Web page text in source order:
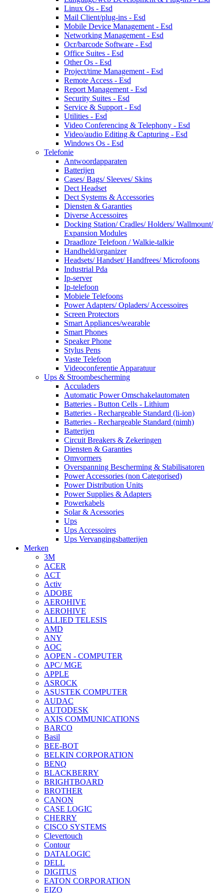
Linux Os - Esd
Mail Client/plug-ins - Esd
Mobile Device Management - Esd
Networking Management - Esd
Ocr/barcode Software - Esd
Office Suites - Esd
Other Os - Esd
Project/time Management - Esd
Remote Access - Esd
Report Management - Esd
Security Suites - Esd
Service & Support - Esd
Utilities - Esd
Video Conferencing & Telephony - Esd
Video/audio Editing & Capturing - Esd
Windows Os - Esd
Telefonie
Antwoordapparaten
Batterijen
Cases/ Bags/ Sleeves/ Skins
Dect Headset
Dect Systems & Accessories
Diensten & Garanties
Diverse Accessoires
Docking Station/ Cradles/ Holders/ Wallmount/
Expansion Modules
Draadloze Telefoon / Walkie-talkie
Handheld/organizer
Headsets/ Handset/ Handfrees/ Microfoons
Industrial Pda
Ip-server
Ip-telefoon
Mobiele Telefoons
Power Adapters/ Opladers/ Accessoires
Screen Protectors
Smart Appliances/wearable
Smart Phones
Speaker Phone
Stylus Pens
Vaste Telefoon
Videoconferentie Apparatuur
Ups & Stroombescherming
Acculaders
Automatic Power Omschakelautomaten
Batteries - Button Cells - Lithium
Batteries - Rechargeable Standard (li-ion)
Batteries - Rechargeable Standard (nimh)
Batterijen
Circuit Breakers & Zekeringen
Diensten & Garanties
Omvormers
Overspanning Bescherming & Stabilisatoren
Power Accessories (non Categorised)
Power Distribution Units
Power Supplies & Adapters
Powerkabels
Solar & Acessories
Ups
Ups Accessoires
Ups Vervangingsbatterijen
Merken
3M
ACER
ACT
Activ
ADOBE
AEROHIVE
AEROHIVE
ALLIED TELESIS
AMD
ANY
AOC
AOPEN - COMPUTER
APC/ MGE
APPLE
ASROCK
ASUSTEK COMPUTER
AUDAC
AUTODESK
AXIS COMMUNICATIONS
BARCO
Basil
BEE-BOT
BELKIN CORPORATION
BENQ
BLACKBERRY
BRIGHTBOARD
BROTHER
CANON
CASE LOGIC
CHERRY
CISCO SYSTEMS
Clevertouch
Contour
DATALOGIC
DELL
DIGITUS
EATON CORPORATION
EIZO